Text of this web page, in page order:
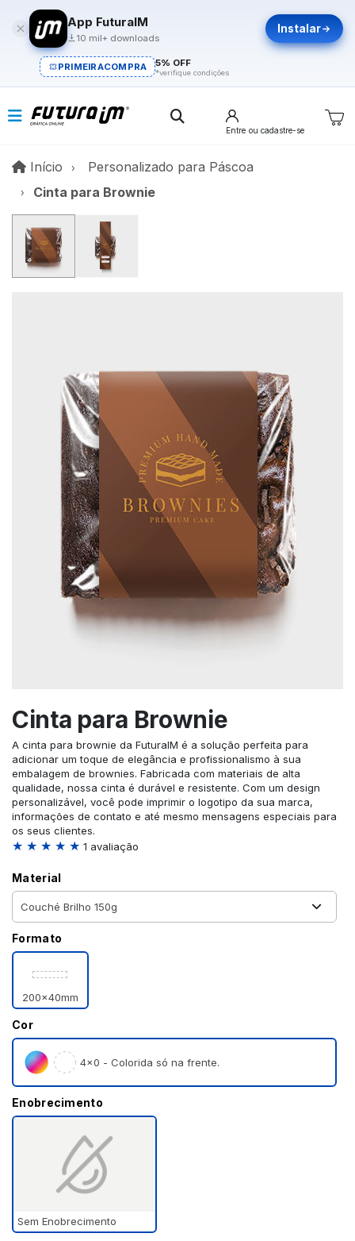
App FuturaIM
10 mil+ downloads
Instalar
PRIMEIRACOMPRA 5% OFF
*verifique condições
Entre ou cadastre-se
Início InícioPersonalizado para Páscoa​
Cinta para Brownie
Cinta para Brownie
A cinta para brownie da FuturaIM é a solução perfeita para
adicionar um toque de elegância e profissionalismo à sua
embalagem de brownies. Fabricada com materiais de alta
qualidade, nossa cinta é durável e resistente. Com um design
personalizável, você pode imprimir o logotipo da sua marca,
informações de contato e até mesmo mensagens especiais para
os seus clientes.
★ ★ ★ ★ ★ 1 avaliação
Material
Formato
200x40mm
Cor
4×0 - Colorida só na frente.
Enobrecimento
Sem Enobrecimento